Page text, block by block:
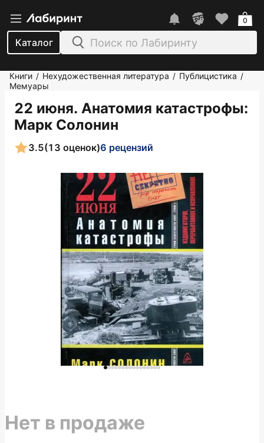
Каталог
0
Книги / Нехудожественная литература / Публицистика /
Мемуары
22 июня. Анатомия катастрофы:
Марк Солонин
3.5(13 оценок)6 рецензий
Нет в продаже